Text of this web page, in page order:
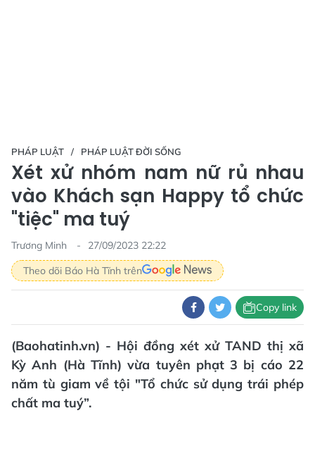
PHÁP LUẬT PHÁP LUẬT ĐỜI SỐNG
Xét xử nhóm nam nữ rủ nhau
vào Khách sạn Happy tổ chức
"tiệc" ma tuý
Trương Minh
27/09/2023 22:22
Theo dõi Báo Hà Tĩnh trên
Copy link
(Baohatinh.vn) - Hội đồng xét xử TAND thị xã
Kỳ Anh (Hà Tĩnh) vừa tuyên phạt 3 bị cáo 22
năm tù giam về tội "Tổ chức sử dụng trái phép
chất ma tuý”.